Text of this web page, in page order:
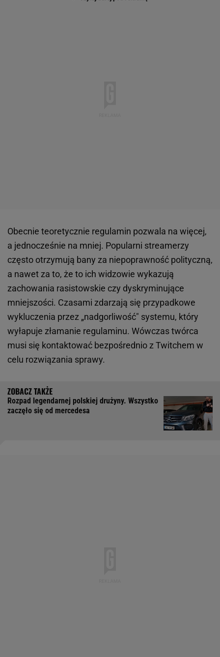
Obecnie teoretycznie regulamin pozwala na więcej,
a jednocześnie na mniej. Popularni streamerzy
często otrzymują bany za niepoprawność polityczną,
a nawet za to, że to ich widzowie wykazują
zachowania rasistowskie czy dyskryminujące
mniejszości. Czasami zdarzają się przypadkowe
wykluczenia przez „nadgorliwość" systemu, który
wyłapuje złamanie regulaminu. Wówczas twórca
musi się kontaktować bezpośrednio z Twitchem w
celu rozwiązania sprawy.
Rozpad legendarnej polskiej drużyny. Wszystko
zaczęło się od mercedesa